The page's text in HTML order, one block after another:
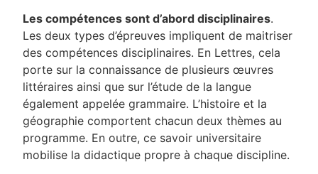
Les compétences sont d’abord disciplinaires.
Les deux types d’épreuves impliquent de maitriser
des compétences disciplinaires. En Lettres, cela
porte sur la connaissance de plusieurs œuvres
littéraires ainsi que sur l’étude de la langue
également appelée grammaire. L’histoire et la
géographie comportent chacun deux thèmes au
programme. En outre, ce savoir universitaire
mobilise la didactique propre à chaque discipline.